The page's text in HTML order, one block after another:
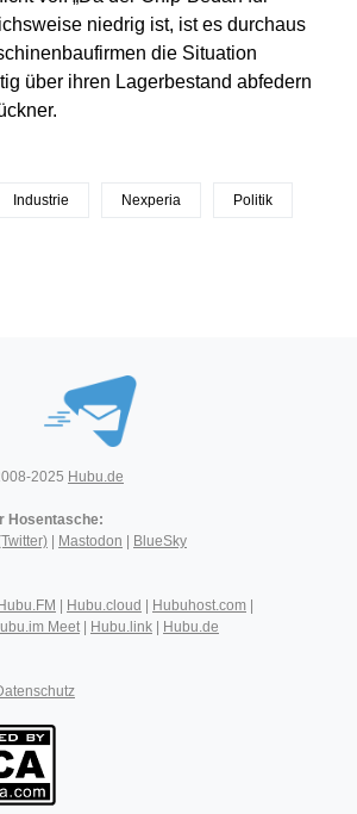
niedrig ist, ist es durchaus
die Situation
über ihren Lagerbestand abfedern
Industrie Nexperia Politik
2025 Hubu.de
Hosentasche:
Mastodon BlueSky
Hubu.FM Hubu.cloud Hubuhost.com
Meet| Hubu.link
Hubu.de